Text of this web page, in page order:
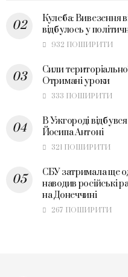
Кулеба: Вивезення
відбулось у
932 ПОШИРИТИ
Сили
Отримані уроки
333 ПОШИРИТИ
В Ужгороді
Йосипа Антоні
321 ПОШИРИТИ
СБУ затримала ще
наводив російські
на Донеччині
267 ПОШИРИТИ